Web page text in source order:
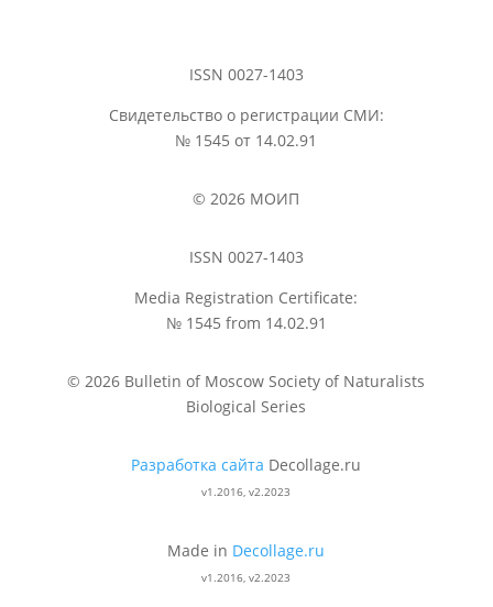
ISSN 0027-1403
Свидетельство о регистрации СМИ:
№ 1545 от 14.02.91
© 2026 МОИП
ISSN 0027-1403
Media Registration Certificate:
№ 1545 from 14.02.91
© 2026 Bulletin of Moscow Society of Naturalists
Biological Series
Разработка сайта Decollage.ru
v1.2016, v2.2023
Made in Decollage.ru
v1.2016, v2.2023